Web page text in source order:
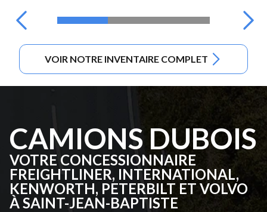
VOIR NOTRE INVENTAIRE COMPLET
CAMIONS DUBOIS
VOTRE CONCESSIONNAIRE
FREIGHTLINER, INTERNATIONAL,
KENWORTH, PETERBILT ET VOLVO
À SAINT-JEAN-BAPTISTE